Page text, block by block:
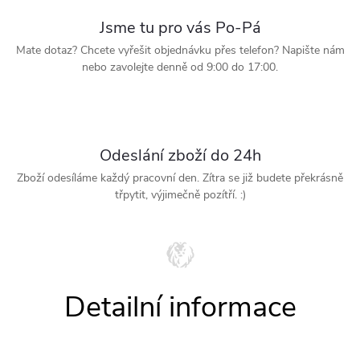
Jsme tu pro vás Po-Pá
Mate dotaz? Chcete vyřešit objednávku přes telefon? Napište nám
nebo zavolejte denně od 9:00 do 17:00.
Odeslání zboží do 24h
Zboží odesíláme každý pracovní den. Zítra se již budete překrásně
třpytit, výjimečně pozítří. :)